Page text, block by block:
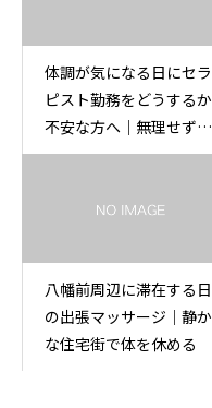
体調が気になる日にセラ
ピスト勤務をどうするか
不安な方へ｜無理せず相
談する考え方
八幡前周辺に滞在する日
の出張マッサージ｜静か
な住宅街で体を休める